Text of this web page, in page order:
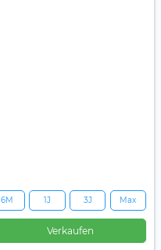
6M 1J 3J Max
Verkaufen